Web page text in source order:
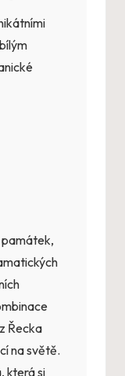
památek,
Řecka
na světě.
která si